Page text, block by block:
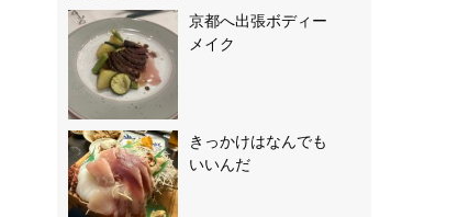
京都へ出張ボディー
メイク
きっかけはなんでも
いいんだ